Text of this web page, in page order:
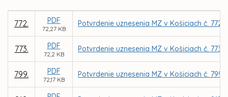
772. PDF
72,27 KB
Potvrdenie uznesenia MZ v Košiciach č.
773. PDF
72,2 KB
Potvrdenie uznesenia MZ v Košiciach č.
799. PDF
72,17 KB
Potvrdenie uznesenia MZ v Košiciach č.